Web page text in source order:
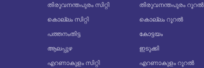
തിരുവനന്തപുരം സിറ്റി
തിരുവനന്തപുരം റൂറൽ
കൊല്ലം സിറ്റി
കൊല്ലം റൂറൽ
പത്തനംതിട്ട
കോട്ടയം
ആലപ്പുഴ
ഇടുക്കി
എറണാകുളം സിറ്റി
എറണാകുളം റൂറൽ